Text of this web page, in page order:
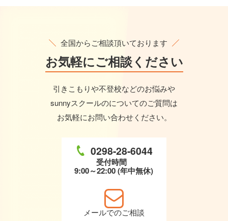
全国からご相談頂いております
お気軽にご相談ください
引きこもりや不登校などのお悩みや
sunnyスクールのについてのご質問は
お気軽にお問い合わせください。
0298-28-6044
受付時間
9:00～22:00 (年中無休)
メールでのご相談